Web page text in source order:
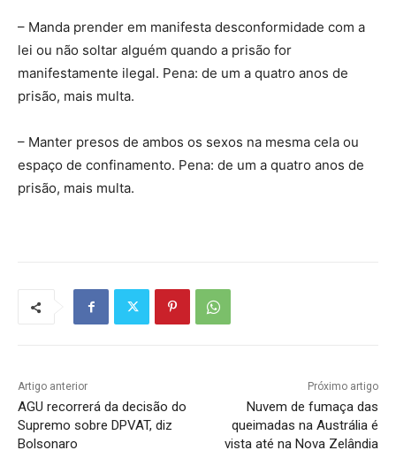
– Manda prender em manifesta desconformidade com a
lei ou não soltar alguém quando a prisão for
manifestamente ilegal. Pena: de um a quatro anos de
prisão, mais multa.
– Manter presos de ambos os sexos na mesma cela ou
espaço de confinamento. Pena: de um a quatro anos de
prisão, mais multa.
Artigo anterior
AGU recorrerá da decisão do
Supremo sobre DPVAT, diz
Bolsonaro
Próximo artigo
Nuvem de fumaça das
queimadas na Austrália é
vista até na Nova Zelândia